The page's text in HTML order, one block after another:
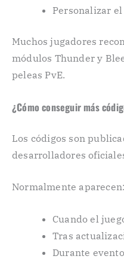
Personalizar
Muchos jugadores
módulos Thunder y
peleas PvE.
¿Cómo conseguir más
Los códigos son
desarrolladores
Normalmente aparecen:
Cuando el
Tras
Durante